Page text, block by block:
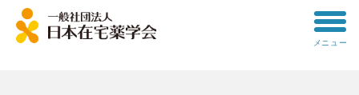
toggle
メニュー